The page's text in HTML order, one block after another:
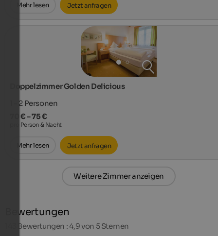
Mehr lesen Jetzt anfragen
Doppelzimmer Golden Delicious
1 - 2 Personen
70 € – 75 €
pro Person & Nacht
Mehr lesen Jetzt anfragen
Weitere Zimmer anzeigen
Bewertungen
Bewertungen : 4,9 von 5 Sternen